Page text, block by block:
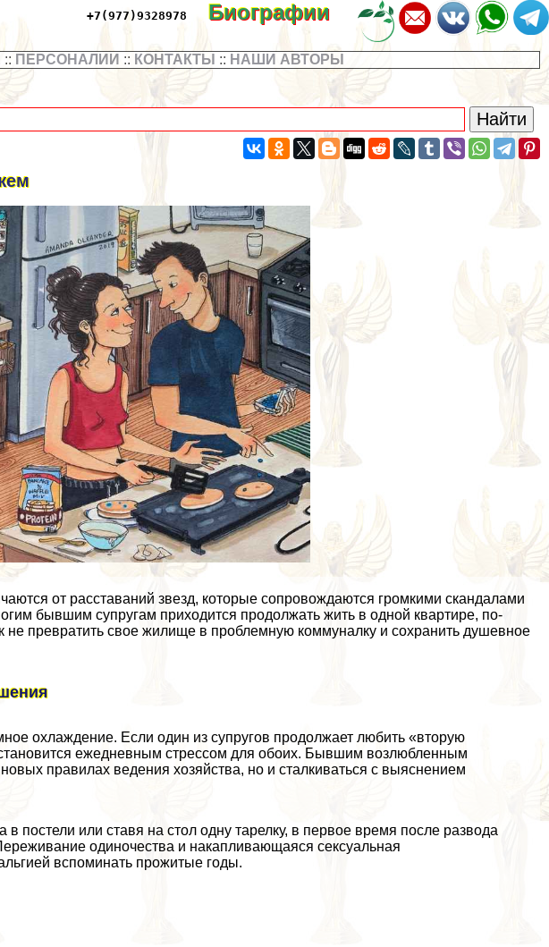
+7(977)9328978 Биографии
:: ПЕРСОНАЛИИ :: КОНТАКТЫ :: НАШИ АВТОРЫ
от расставаний звезд, которые сопровождаются громкими скандалами
бывшим супругам приходится продолжать жить в одной квартире, по-
превратить свое жилище в проблемную коммуналку и сохранить душевное
охлаждение. Если один из супругов продолжает любить «вторую
ежедневным стрессом для обоих. Бывшим возлюбленным
правилах ведения хозяйства, но и сталкиваться с выяснением
постели или ставя на стол одну тарелку, в первое время после развода
одиночества и накапливающаяся ceкcуальная
вспоминать прожитые годы.